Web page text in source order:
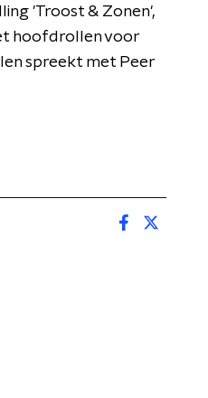
'Troost & Zonen',
hoofdrollen voor
spreekt met Peer